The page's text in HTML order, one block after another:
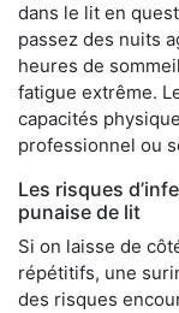
dans le lit en
passez des nuits
heures de
fatigue extrême.
capacités
professionnel ou
Les risques
punaise de lit
Si on laisse de
répétitifs, une
des risques